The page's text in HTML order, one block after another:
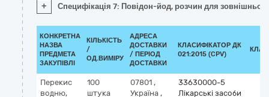
+ Специфікація 7: Повідон-йод, розчин для
КОНКРЕТНА
НАЗВА
ПРЕДМЕТА
ЗАКУПІВЛІ
КІЛЬКІСТЬ
/
ОД.ВИМІРУ
АДРЕСА
ДОСТАВКИ
/ ПЕРІОД
ДОСТАВКИ
КЛАСИФІКАТОР ДК
021:2015 (CPV)
Перекис
водню,
100
штука
07801 ,
Україна ,
33630000-5
Лікарські засоби